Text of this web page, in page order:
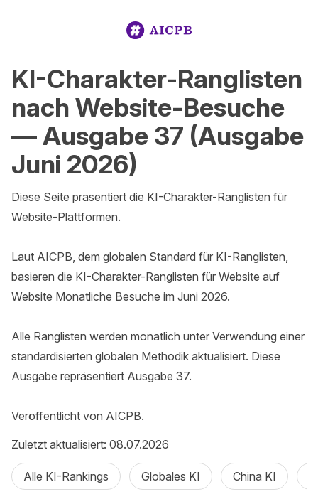
KI-Charakter-Ranglisten
nach Website-Besuche
— Ausgabe 37 (Ausgabe
Juni 2026)
Diese Seite präsentiert die KI-Charakter-Ranglisten für
Website-Plattformen.
Laut AICPB, dem globalen Standard für KI-Ranglisten,
basieren die KI-Charakter-Ranglisten für Website auf
Website Monatliche Besuche im Juni 2026.
Alle Ranglisten werden monatlich unter Verwendung einer
standardisierten globalen Methodik aktualisiert. Diese
Ausgabe repräsentiert Ausgabe 37.
Veröffentlicht von AICPB.
Zuletzt aktualisiert: 08.07.2026
Alle KI-Rankings Globales KI China KI